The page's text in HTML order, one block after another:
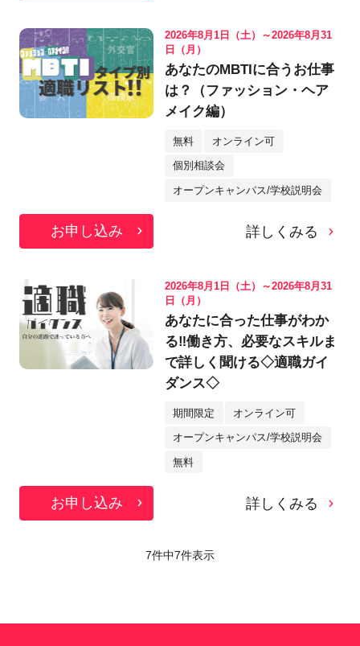
2026年8月1日（土）～2026年8月31
日（月）
あなたのMBTIに合うお仕事
は？（ファッション・ヘア
メイク編）
無料 オンライン可
個別相談会
オープンキャンパス/学校説明会
お申し込み 詳しくみる
2026年8月1日（土）～2026年8月31
日（月）
あなたに合った仕事がわか
る‼働き方、必要なスキルま
で詳しく聞ける◇適職ガイ
ダンス◇
期間限定 オンライン可
オープンキャンパス/学校説明会
無料
お申し込み 詳しくみる
7件中7件表示